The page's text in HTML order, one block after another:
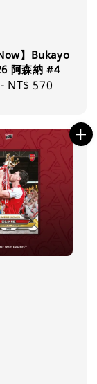
】Bukayo
阿森納 #4
- NT$ 570